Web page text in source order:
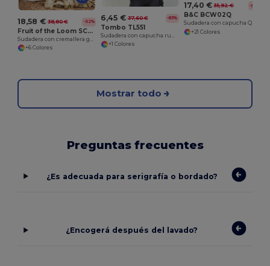
18,58 € 38,80 € -52%
Fruit of the Loom SC375
+6 Colores
6,45 € 37,60 € -83%
Tombo TL551
+1 Colores
17,40 € 35,92 € -52%
B&C BCW02Q
+21 Colores
Mostrar todo
Preguntas frecuentes
¿Es adecuada para serigrafía o bordado?
¿Encogerá después del lavado?